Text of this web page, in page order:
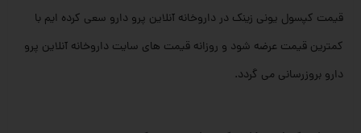
قیمت کپسول یونی زینک در داروخانه آنلاین پرو دارو سعی کرده ایم با
کمترین قیمت عرضه شود و روزانه قیمت های سایت داروخانه آنلاین پرو
دارو بروزرسانی می گردد.